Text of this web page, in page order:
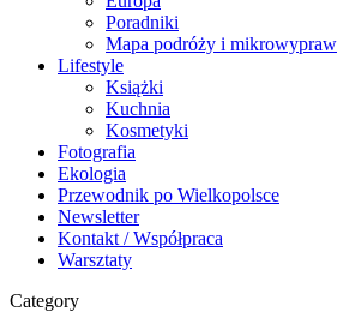
Poradniki
Mapa podróży i mikrowypraw
Lifestyle
Książki
Kuchnia
Kosmetyki
Fotografia
Ekologia
Przewodnik po Wielkopolsce
Newsletter
Kontakt / Współpraca
Warsztaty
Category